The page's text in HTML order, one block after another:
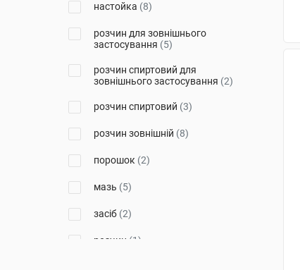
настойка (8)
розчин для зовнішнього
застосування (5)
розчин спиртовий для
зовнішнього застосування (2)
розчин спиртовий (3)
розчин зовнішній (8)
порошок (2)
мазь (5)
засіб (2)
розчин (1)